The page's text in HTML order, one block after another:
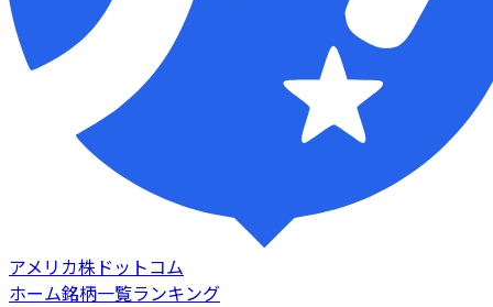
アメリカ株ドットコム
ホーム銘柄一覧ランキング